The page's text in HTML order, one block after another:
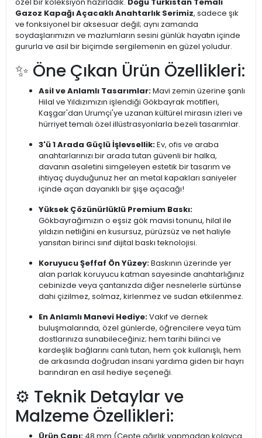
özel bir koleksiyon hazırladık. Doğu Türkistan Temalı
Gazoz Kapağı Açacaklı Anahtarlık Serimiz, sadece şık
ve fonksiyonel bir aksesuar değil; aynı zamanda
soydaşlarımızın ve mazlumların sesini günlük hayatın içinde
gururla ve asil bir biçimde sergilemenin en güzel yoludur.
✨ Öne Çıkan Ürün Özellikleri:
Asil ve Anlamlı Tasarımlar:Mavi zemin üzerine şanlı
Hilal ve Yıldızımızın işlendiği Gökbayrak motifleri,
Kaşgar'dan Urumçi'ye uzanan kültürel mirasın izleri ve
hürriyet temalı özel illüstrasyonlarla bezeli tasarımlar.
3'ü 1 Arada Güçlü İşlevsellik:Ev, ofis ve araba
anahtarlarınızı bir arada tutan güvenli bir halka,
davanın asaletini simgeleyen estetik bir tasarım ve
ihtiyaç duyduğunuz her an metal kapakları saniyeler
içinde açan dayanıklı bir şişe açacağı!
Yüksek Çözünürlüklü Premium Baskı:
Gökbayrağımızın o eşsiz gök mavisi tonunu, hilal ile
yıldızın netliğini en kusursuz, pürüzsüz ve net haliyle
yansıtan birinci sınıf dijital baskı teknolojisi.
Koruyucu Şeffaf Ön Yüzey:Baskının üzerinde yer
alan parlak koruyucu katman sayesinde anahtarlığınız
cebinizde veya çantanızda diğer nesnelerle sürtünse
dahi çizilmez, solmaz, kirlenmez ve sudan etkilenmez.
En Anlamlı Manevi Hediye:Vakıf ve dernek
buluşmalarında, özel günlerde, öğrencilere veya tüm
dostlarınıza sunabileceğiniz; hem tarihi bilinci ve
kardeşlik bağlarını canlı tutan, hem çok kullanışlı, hem
de arkasında doğrudan insani yardıma giden bir hayrı
barındıran en asil hediye seçeneği.
⚙️ Teknik Detaylar ve
Malzeme Özellikleri: